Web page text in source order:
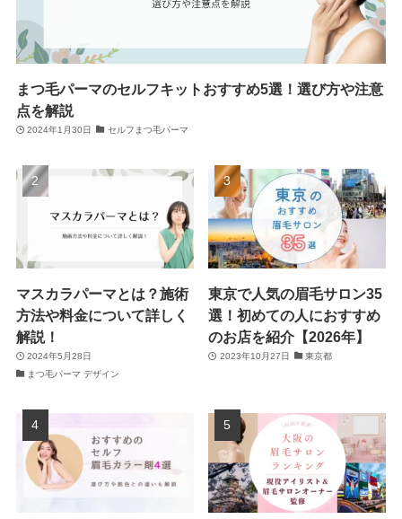
まつ毛パーマのセルフキットおすすめ5選！選び方や注意
点を解説
2024年1月30日 セルフまつ毛パーマ
マスカラパーマとは？施術
方法や料金について詳しく
解説！
2024年5月28日
まつ毛パーマ デザイン
東京で人気の眉毛サロン35
選！初めての人におすすめ
のお店を紹介【2026年】
2023年10月27日 東京都